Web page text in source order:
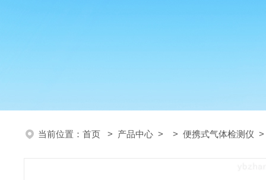
当前位置： 首页 > 产品中心 > > 便携式气体检测仪 >